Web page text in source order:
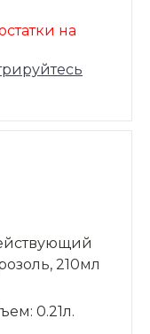
на
210мл
0.21л.